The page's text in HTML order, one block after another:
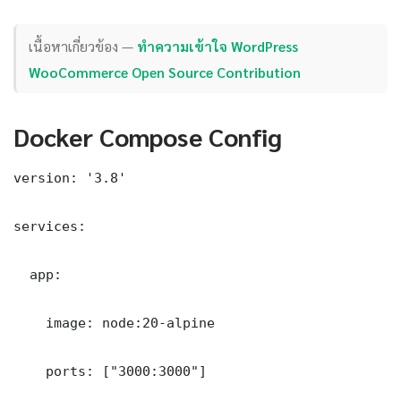
เนื้อหาเกี่ยวข้อง — ทำความเข้าใจ WordPress
WooCommerce Open Source Contribution
Docker Compose Config
version: '3.8'
services:
  app:
    image: node:20-alpine
    ports: ["3000:3000"]